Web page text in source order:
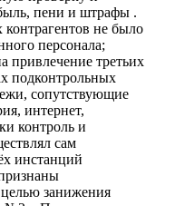
пени и штрафы .
не было
персонала;
привлечение третьих
подконтрольных
сопутствующие
интернет,
контроль и
сам
инстанций
занижения